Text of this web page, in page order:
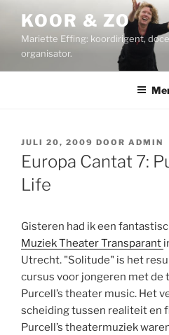
inhoud
KOOR & ZO
Mariette Effing: koordirigent,
organisator.
GEPLAATST
OP
JULI 20, 2009 DOOR ADMIN
Europa Cantat 7:
Life
Gisteren had ik een
Muziek Theater Transparant
Utrecht. "Solitude" is het
cursus voor jongeren met de
Purcell’s theater music. Het
scheiding tussen realiteit en
Purcell’s theatermuziek